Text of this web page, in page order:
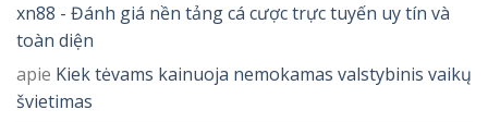
xn88 - Đánh giá nền tảng cá cược trực tuyến uy tín và
toàn diện
apie Kiek tėvams kainuoja nemokamas valstybinis vaikų
švietimas